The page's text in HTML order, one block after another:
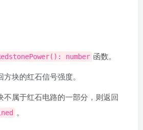
number 函数。
方块的红石信号强度。
不属于红石电路的一部分，则返回
。